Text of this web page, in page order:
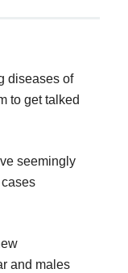
diseases of
to get talked
seemingly
and males